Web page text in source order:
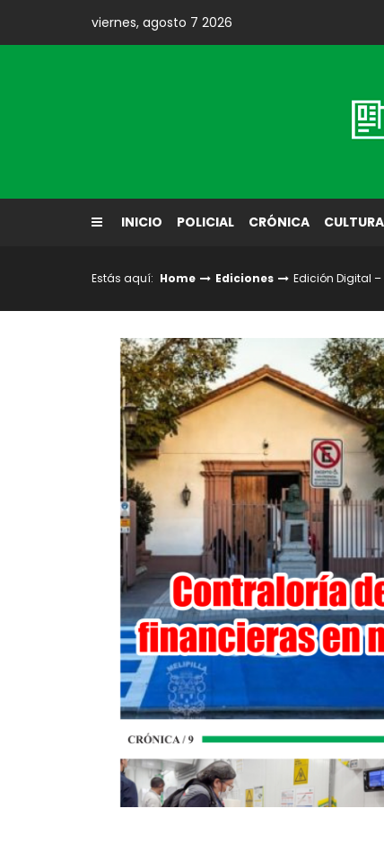
content
viernes, agosto 7 2026
Diario El
INICIO POLICIAL CRÓNICA CULTURA
Estás aquí: Home Ediciones Edición Digital